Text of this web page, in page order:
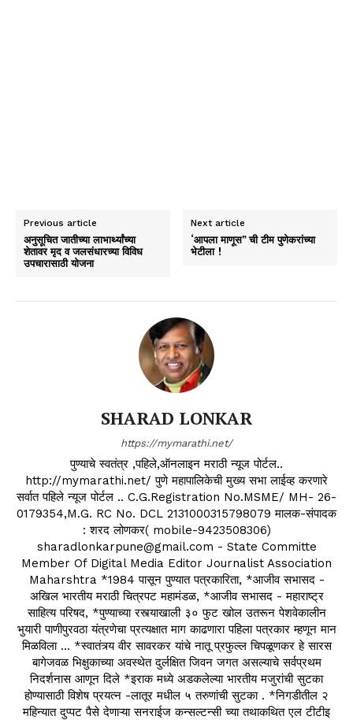
Previous article
अनुसूचित जातीच्या लाभार्थ्यांच्या
शेतावर मृद व जलसंधारच्या विविध
उपचारासाठी योजना
Next article
‘आपला माणूस” ची टीम पुणेकरांच्या
भेटीला !
SHARAD LONKAR
https://mymarathi.net/
पुण्याचे स्वतंत्र ,पहिले,ऑनलाइन मराठी न्यूज पोर्टल..
http://mymarathi.net/ पुणे महापालिकेची मुख्य सभा लाईव्ह करणारे
सर्वात पहिले न्यूज पोर्टल .. C.G.Registration No.MSME/ MH- 26-
0179354,M.G. RC No. DCL 2131000315798079 मालक-संपादक
: शरद लोणकर( mobile-9423508306)
sharadlonkarpune@gmail.com - State Committe
Member Of Digital Media Editor Journalist Association
Maharshtra *1984 पासून पुण्यात पत्रकारिता, *आजीव सभासद -
अखिल भारतीय मराठी चित्रपट महामंडळ, *आजीव सभासद - महाराष्ट्र
साहित्य परिषद, *पुण्याच्या रस्त्याखाली ३० फुट खोल उतरून पेशवेकालीन
भुयारी पाणीपुरवठा यंत्रणेचा प्रत्यक्षात माग काढणारा पहिला पत्रकार म्हणून मान
मिळविला ... *स्वातंत्र्य वीर सावरकर यांचे नातू प्रफुल्ल चिपळूणकर हे सारस
बागेजवळ भिक्षुकाच्या अवस्थेत दुर्लक्षित जिवन जगत असल्याचे सर्वप्रथम
निदर्शनास आणून दिले *इराक मध्ये अडकलेल्या भारतीय मजुरांची सुटका
होण्यासाठी विशेष प्रयत्न -लातूर मधील ५ तरुणांची सुटका . *निगडीतील २
महिन्यात दुप्पट पैसे देणाऱ्या सनराईज कन्सल्टन्सी च्या तथाकथित एल टीटीइ